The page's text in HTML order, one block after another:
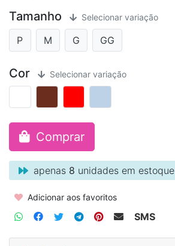
Tamanho Selecionar variação
P M G GG
Cor Selecionar variação
Comprar
apenas 8 unidades em estoque
Adicionar aos favoritos
SMS